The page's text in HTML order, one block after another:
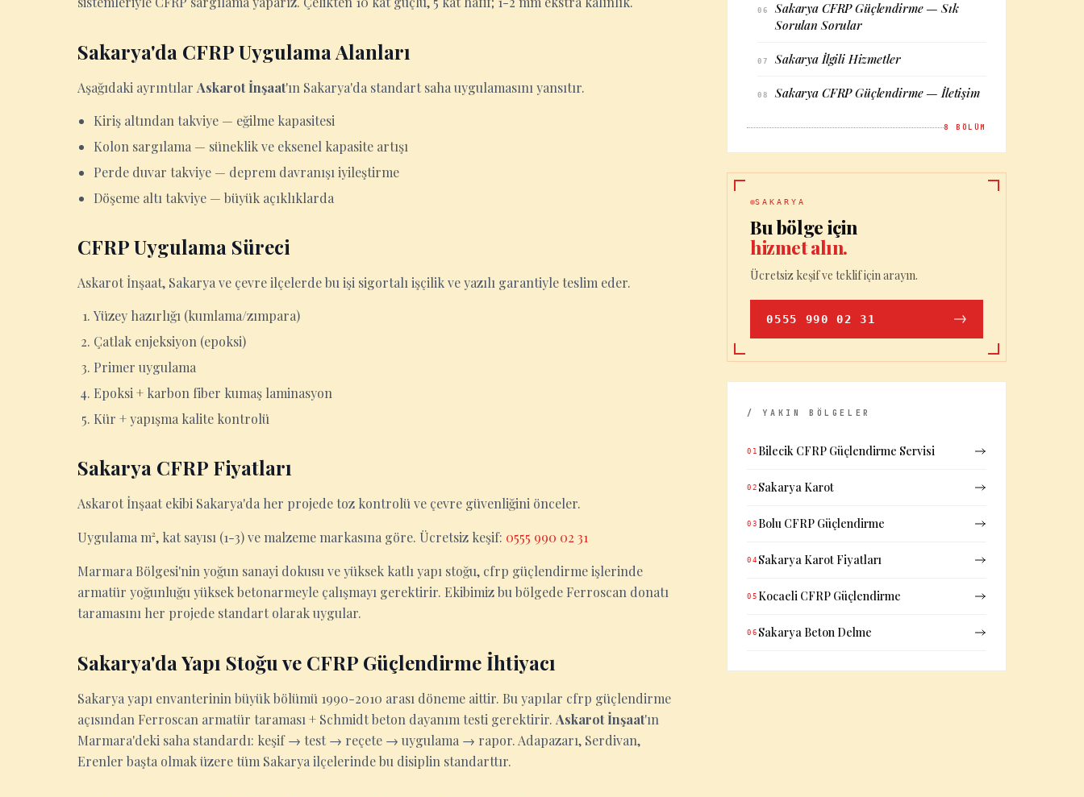
Sakarya'da CFRP Uygulama Alanları
Aşağıdaki ayrıntılar Askarot İnşaat'ın Sakarya'da standart saha uygulamasını yansıtır.
Kiriş altından takviye — eğilme kapasitesi
Kolon sargılama — süneklik ve eksenel kapasite artışı
Perde duvar takviye — deprem davranışı iyileştirme
Döşeme altı takviye — büyük açıklıklarda
CFRP Uygulama Süreci
Askarot İnşaat, Sakarya ve çevre ilçelerde bu işi sigortalı işçilik ve yazılı garantiyle teslim eder.
Yüzey hazırlığı (kumlama/zımpara)
Çatlak enjeksiyon (epoksi)
Primer uygulama
Epoksi + karbon fiber kumaş laminasyon
Kür + yapışma kalite kontrolü
Sakarya CFRP Fiyatları
Askarot İnşaat ekibi Sakarya'da her projede toz kontrolü ve çevre güvenliğini önceler.
Uygulama m², kat sayısı (1-3) ve malzeme markasına göre. Ücretsiz keşif: 0555 990 02 31
Marmara Bölgesi'nin yoğun sanayi dokusu ve yüksek katlı yapı stoğu, cfrp güçlendirme işlerinde
armatür yoğunluğu yüksek betonarmeyle çalışmayı gerektirir. Ekibimiz bu bölgede Ferroscan donatı
taramasını her projede standart olarak uygular.
Sakarya'da Yapı Stoğu ve CFRP Güçlendirme İhtiyacı
Sakarya yapı envanterinin büyük bölümü 1990-2010 arası döneme aittir. Bu yapılar cfrp güçlendirme
açısından Ferroscan armatür taraması + Schmidt beton dayanım testi gerektirir. Askarot İnşaat'ın
Marmara'deki saha standardı: keşif → test → reçete → uygulama → rapor. Adapazarı, Serdivan,
Erenler başta olmak üzere tüm Sakarya ilçelerinde bu disiplin standarttır.
06
Sakarya CFRP Güçlendirme — Sık
Sorulan Sorular
07 Sakarya İlgili Hizmetler
08 Sakarya CFRP Güçlendirme — İletişim
8 BÖLÜM
SAKARYA
Bu bölge için
hizmet alın.
Ücretsiz keşif ve teklif için arayın.
0555 990 02 31
/ YAKIN BÖLGELER
01 Bilecik CFRP Güçlendirme Servisi
02 Sakarya Karot
03 Bolu CFRP Güçlendirme
04 Sakarya Karot Fiyatları
05 Kocaeli CFRP Güçlendirme
06 Sakarya Beton Delme